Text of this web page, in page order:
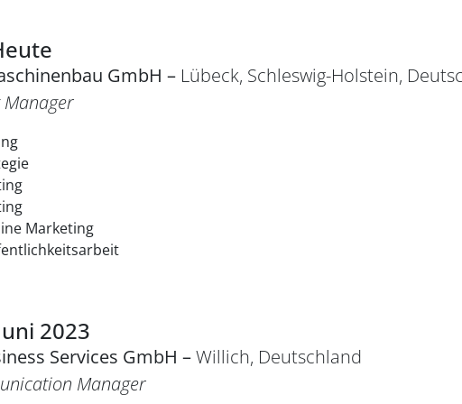
GmbH – Lübeck, Schleswig-Holstein,
Marketing
2023
Services GmbH –Willich, Deutschland
Manager